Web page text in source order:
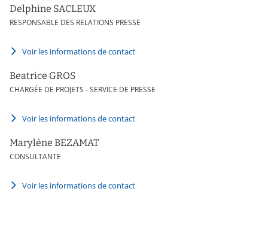
Delphine SACLEUX
RESPONSABLE DES RELATIONS PRESSE
Voir les informations de contact
Beatrice GROS
CHARGÉE DE PROJETS - SERVICE DE PRESSE
Voir les informations de contact
Marylène BEZAMAT
CONSULTANTE
Voir les informations de contact